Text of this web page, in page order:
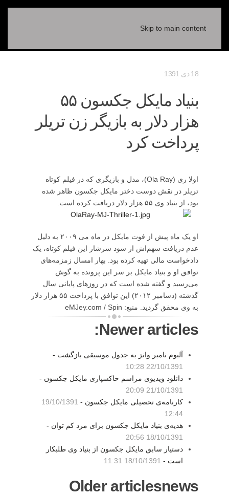
Skip to main content
18 دی 1391
بنیاد مایکل جکسون ۵۵
هزار دلار به بازیگر زن تریلر
پرداخت کرد
اولا ری (Ola Ray)، مدل و بازیگری که در فیلم کوتاه
تریلر در نقش دوست دختر مایکل جکسون ظاهر شده
بود، از بنیاد وی ۵۵ هزار دلار دریافت کرده است.
او یک ماه پیش از فوت مایکل در ماه می ۲۰۰۹ به دلیل
عدم دریافت سهم‌اش از سود سرشار این فیلم کوتاه، یک
دادخواست مالی تهیه کرده بود. بهار امسال زمزمه‌های
توافق او و بنیاد مایکل بر سر این پرونده به گوش
می‌رسید و گفته شده است که در روزهای پایانی سال
گذشته (دسامبر ۲۰۱۲) این توافق با پرداخت ۵۵ هزار دلار
به وی محقق گردید. منبع: eMJey.com / Spin
Newer articles:
آلبوم نامبر وانز به جدول موسیقی بازگشت -
22/10/1391 10:28
دانلود ویدیوی مراسم خاکسپاری مایکل جکسون -
21/10/1391 20:09
کارنامه‌ی تحصیلی مایکل جکسون - 19/10/1391
12:44
هدیه‌ی بنیاد مایکل جکسون برای مرد کم توان -
18/10/1391 20:56
دستیار سابق مایکل جکسون از بنیاد وی طلبکار
است - 18/10/1391 11:31
Older articlesnews